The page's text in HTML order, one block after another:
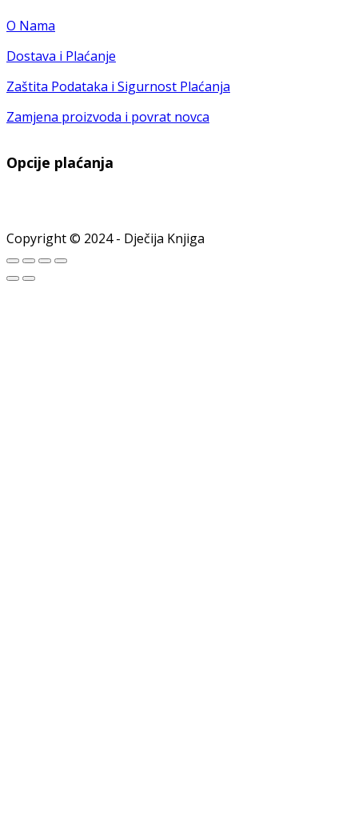
O Nama
Dostava i Plaćanje
Zaštita Podataka i Sigurnost Plaćanja
Zamjena proizvoda i povrat novca
Opcije plaćanja
Copyright © 2024 - Dječija Knjiga